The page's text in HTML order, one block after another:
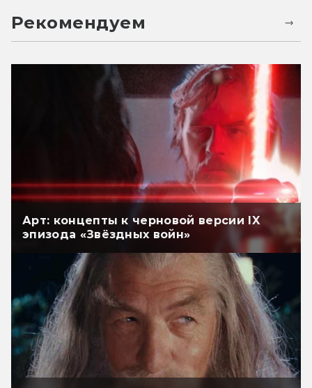
Рекомендуем
Арт: концепты к черновой версии IX
эпизода «Звёздных войн»